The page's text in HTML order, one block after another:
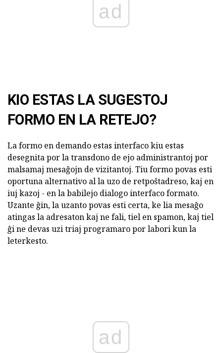
ad
KIO ESTAS LA SUGESTOJ
FORMO EN LA RETEJO?
La formo en demando estas interfaco kiu estas
desegnita por la transdono de ejo administrantoj por
malsamaj mesaĝojn de vizitantoj. Tiu formo povas esti
oportuna alternativo al la uzo de retpoŝtadreso, kaj en
iuj kazoj - en la babilejo dialogo interfaco formato.
Uzante ĝin, la uzanto povas esti certa, ke lia mesaĝo
atingas la adresaton kaj ne fali, tiel en spamon, kaj tiel
ĝi ne devas uzi triaj programaro por labori kun la
leterkesto.
ad